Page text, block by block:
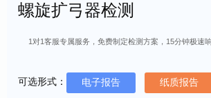
螺旋扩弓器检测
1对1客服专属服务，免费制定检测方案，15分钟极速
可选形式： 电子报告 纸质报告